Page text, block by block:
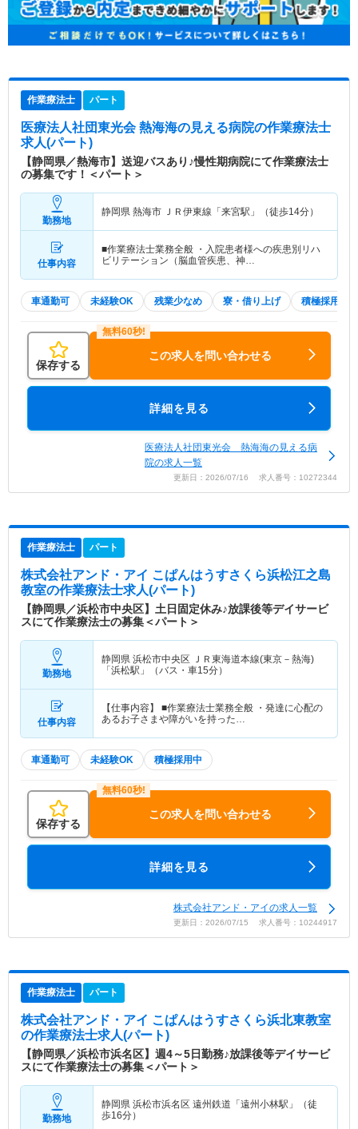
作業療法士 パート
医療法人社団東光会 熱海海の見える病院の作業療法士
求人(パート)
【静岡県／熱海市】送迎バスあり♪慢性期病院にて作業療法士
の募集です！＜パート＞
勤務地
静岡県 熱海市 ＪＲ伊東線「来宮駅」（徒歩14分）
仕事内容
■作業療法士業務全般 ・入院患者様への疾患別リハ
ビリテーション（脳血管疾患、神…
車通勤可 未経験OK 残業少なめ 寮・借り上げ 積極採用中
保存する
この求人を問い合わせる
詳細を見る
医療法人社団東光会 熱海海の見える病
院の求人一覧
更新日：2026/07/16 求人番号：10272344
作業療法士 パート
株式会社アンド・アイ こぱんはうすさくら浜松江之島
教室の作業療法士求人(パート)
【静岡県／浜松市中央区】土日固定休み♪放課後等デイサービ
スにて作業療法士の募集＜パート＞
勤務地
静岡県 浜松市中央区 ＪＲ東海道本線(東京－熱海)
「浜松駅」（バス・車15分）
仕事内容
【仕事内容】 ■作業療法士業務全般 ・発達に心配の
あるお子さまや障がいを持った…
車通勤可 未経験OK 積極採用中
保存する
この求人を問い合わせる
詳細を見る
株式会社アンド・アイの求人一覧
更新日：2026/07/15 求人番号：10244917
作業療法士 パート
株式会社アンド・アイ こぱんはうすさくら浜北東教室
の作業療法士求人(パート)
【静岡県／浜松市浜名区】週4～5日勤務♪放課後等デイサービ
スにて作業療法士の募集＜パート＞
勤務地
静岡県 浜松市浜名区 遠州鉄道「遠州小林駅」（徒
歩16分）